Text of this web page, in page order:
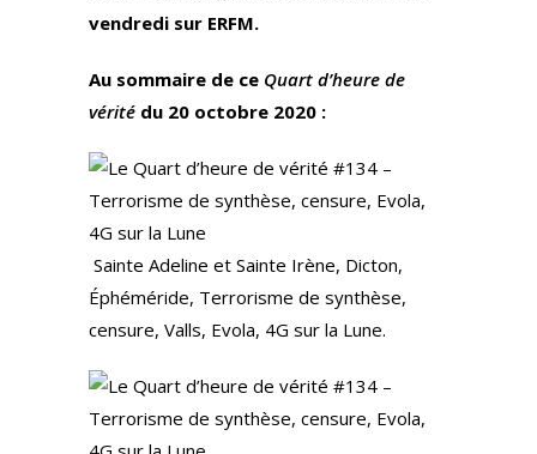
vendredi sur ERFM.
Au sommaire de ce Quart d’heure de
vérité du 20 octobre 2020 :
Sainte Adeline et Sainte Irène, Dicton,
Éphéméride, Terrorisme de synthèse,
censure, Valls, Evola, 4G sur la Lune.